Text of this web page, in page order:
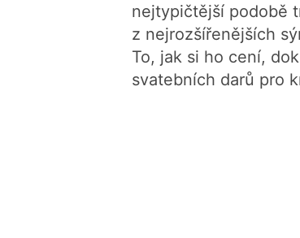
nejtypičtější podobě
z nejrozšířenějších
To, jak si ho cení,
svatebních darů pro